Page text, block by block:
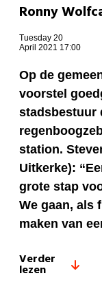
Ronny
Tuesday 20
April 2021 17:00
Op de
voorstel
stadsbestuur
station.
Uitkerke):
grote stap
We gaan, als
maken van
Verder
lezen